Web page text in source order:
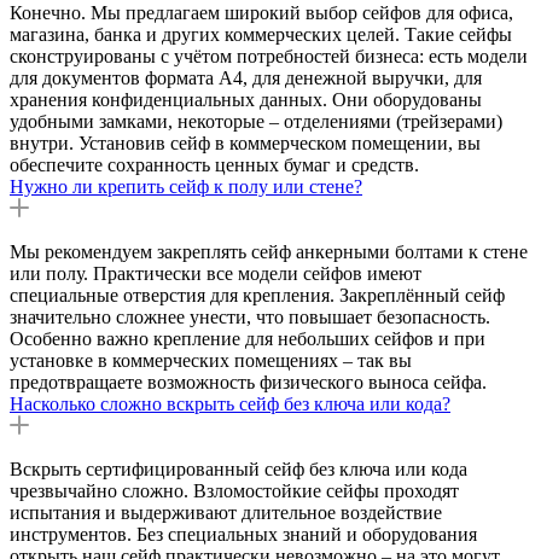
Конечно. Мы предлагаем широкий выбор сейфов для офиса,
магазина, банка и других коммерческих целей. Такие сейфы
сконструированы с учётом потребностей бизнеса: есть модели
для документов формата А4, для денежной выручки, для
хранения конфиденциальных данных. Они оборудованы
удобными замками, некоторые – отделениями (трейзерами)
внутри. Установив сейф в коммерческом помещении, вы
обеспечите сохранность ценных бумаг и средств.
Нужно ли крепить сейф к полу или стене?
Мы рекомендуем закреплять сейф анкерными болтами к стене
или полу. Практически все модели сейфов имеют
специальные отверстия для крепления. Закреплённый сейф
значительно сложнее унести, что повышает безопасность.
Особенно важно крепление для небольших сейфов и при
установке в коммерческих помещениях – так вы
предотвращаете возможность физического выноса сейфа.
Насколько сложно вскрыть сейф без ключа или кода?
Вскрыть сертифицированный сейф без ключа или кода
чрезвычайно сложно. Взломостойкие сейфы проходят
испытания и выдерживают длительное воздействие
инструментов. Без специальных знаний и оборудования